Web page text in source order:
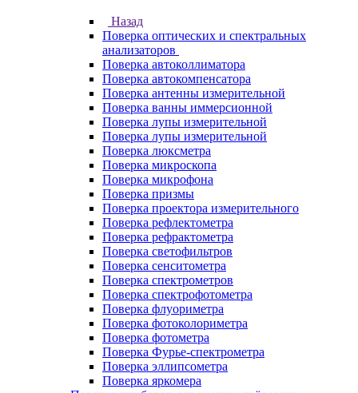
Назад
Поверка оптических и спектральных
анализаторов
Поверка автоколлиматора
Поверка автокомпенсатора
Поверка антенны измерительной
Поверка ванны иммерсионной
Поверка лупы измерительной
Поверка лупы измерительной
Поверка люксметра
Поверка микроскопа
Поверка микрофона
Поверка призмы
Поверка проектора измерительного
Поверка рефлектометра
Поверка рефрактометра
Поверка светофильтров
Поверка сенситометра
Поверка спектрометров
Поверка спектрофотометра
Поверка флуориметра
Поверка фотоколориметра
Поверка фотометра
Поверка Фурье-спектрометра
Поверка эллипсометра
Поверка яркомера